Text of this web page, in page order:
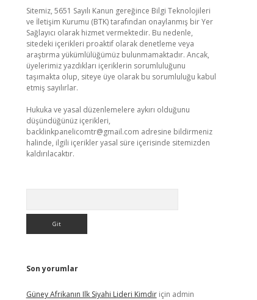
Sitemiz, 5651 Sayılı Kanun gereğince Bilgi Teknolojileri
ve İletişim Kurumu (BTK) tarafından onaylanmış bir Yer
Sağlayıcı olarak hizmet vermektedir. Bu nedenle,
sitedeki içerikleri proaktif olarak denetleme veya
araştırma yükümlülüğümüz bulunmamaktadır. Ancak,
üyelerimiz yazdıkları içeriklerin sorumluluğunu
taşımakta olup, siteye üye olarak bu sorumluluğu kabul
etmiş sayılırlar.
Hukuka ve yasal düzenlemelere aykırı olduğunu
düşündüğünüz içerikleri,
backlinkpanelicomtr@gmail.com adresine bildirmeniz
halinde, ilgili içerikler yasal süre içerisinde sitemizden
kaldırılacaktır.
Son yorumlar
Güney Afrikanın Ilk Siyahi Lideri Kimdiriçin admin